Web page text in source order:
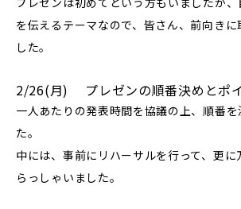
を伝えるテーマなので、皆さん、前向きに
した。
2/26(月) プレゼンの順番決めとポ
一人あたりの発表時間を協議の上、順番
た。
中には、事前にリハーサルを行って、更に
らっしゃいました。